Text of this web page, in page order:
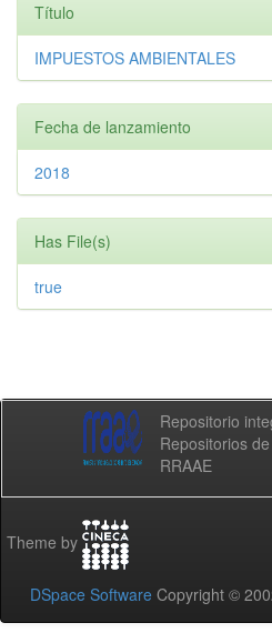
Título
IMPUESTOS AMBIENTALES
Fecha de lanzamiento
2018
Has File(s)
true
Repositorio
Repositorios
RRAAE
Theme by
DSpace Software Copyright ©